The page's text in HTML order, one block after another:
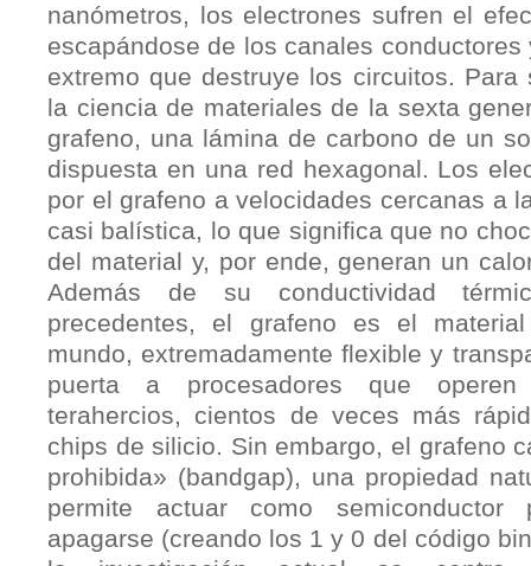
nanómetros, los electrones sufren el
escapándose de los canales
extremo que destruye los circuitos. Para
la ciencia de materiales de la sexta
grafeno, una lámina de carbono de un
dispuesta en una red hexagonal. Los
por el grafeno a velocidades cercanas a
casi balística, lo que significa que no
del material y, por ende, generan un
Además de su conductividad
precedentes, el grafeno es el
mundo, extremadamente flexible y
puerta a procesadores que
terahercios, cientos de veces más
chips de silicio. Sin embargo, el grafeno
prohibida» (bandgap), una propiedad
permite actuar como semiconductor
apagarse (creando los 1 y 0 del código